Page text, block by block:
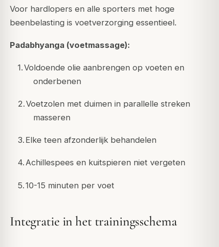
Voor hardlopers en alle sporters met hoge
beenbelasting is voetverzorging essentieel.
Padabhyanga (voetmassage):
1.Voldoende olie aanbrengen op voeten en
onderbenen
2.Voetzolen met duimen in parallelle streken
masseren
3. Elke teen afzonderlijk behandelen
4. Achillespees en kuitspieren niet vergeten
5.10-15 minuten per voet
Integratie in het trainingsschema